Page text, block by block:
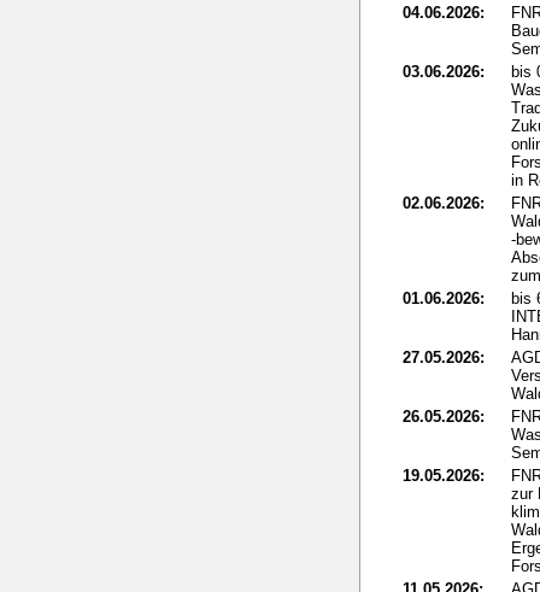
04.06.2026:
03.06.2026:
bis
in
02.06.2026:
-
01.06.2026:
bis
27.05.2026:
26.05.2026:
19.05.2026:
zur